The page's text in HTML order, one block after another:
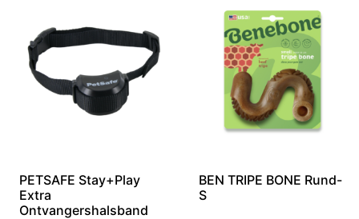
PETSAFE Stay+Play
Extra
Ontvangershalsband
BEN TRIPE BONE Rund-
S